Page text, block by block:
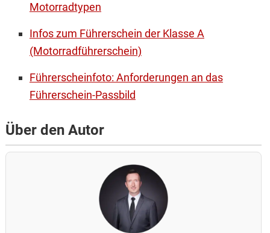
Motorradtypen
Infos zum Führerschein der Klasse A
(Motorradführerschein)
Führerscheinfoto: Anforderungen an das
Führerschein-Passbild
Über den Autor